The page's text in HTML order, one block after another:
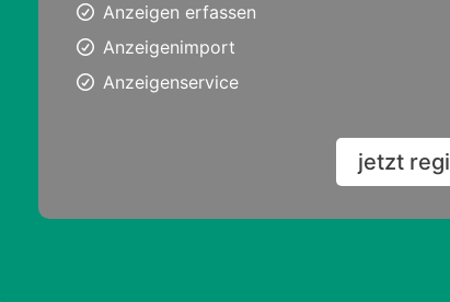
Anzeigen erfassen
Anzeigenimport
Anzeigenservice
jetzt